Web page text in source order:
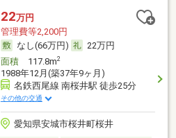
22万円
管理費等2,200円
なし(66万円)
22万円
面積117.8m2
1988年12月(築37年9ヶ月)
名鉄西尾線 南桜井駅 徒歩25分
その他の交通
愛知県安城市桜井町桜井